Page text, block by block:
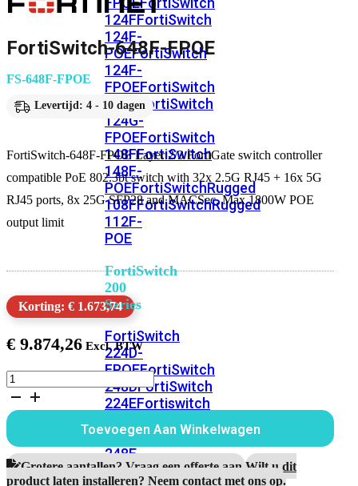
124FFortiSwitch
124F-
POEFortiSwitch
124F-
FPOEFortiSwitch
124GFortiSwitch
124G-
FPOEFortiSwitch
148FFortiSwitch
148F-
POEFortiSwitchRugged
108FFortiSwitchRugged
112F-
POE
FortiSwitch
200
Series
FortiSwitch
224D-
FPOEFortiSwitch
248DFortiSwitch
224EFortiswitch
POEFortiSwitch
248E-
POEFortiSwitch
FortiSwitch-648F-FPOE
FS-648F-FPOE
Levertijd: 4 - 10 dagen
FortiSwitch-648F-FPOE Layer 2/3 FortiGate switch controller
compatible PoE 802.3bt switch with 32x 2.5G RJ45 + 16x 5G
RJ45 ports, 8x 25G SFP28 and MACSec. Max 1800W POE
output limit
Korting: € 1.673,74
€ 9.874,26
FortiSwitch-
648F-
FPOE
aantal
Toevoegen Aan Winkelwagen
Grotere aantallen? Vraag een offerte aan.Wilt u dit
product laten installeren? Neem contact met ons op.